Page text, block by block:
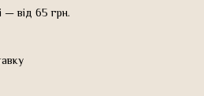
— від 65 грн.